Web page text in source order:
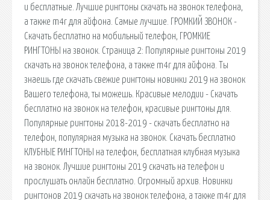
и бесплатные. Лучшие рингтоны скачать на звонок телефона,
а также m4r для айфона. Самые лучшие. ГРОМКИЙ ЗВОНОК -
Скачать бесплатно на мобильный телефон, ГРОМКИЕ
РИНГТОНЫ на звонок. Страница 2: Популярные рингтоны 2019
скачать на звонок телефона, а также m4r для айфона. Ты
знаешь где скачать свежие рингтоны новинки 2019 на звонок
Вашего телефона, ты можешь. Красивые мелодии - Скачать
бесплатно на звонок на телефон, красивые рингтоны для.
Популярные рингтоны 2018-2019 - скачать бесплатно на
телефон, популярная музыка на звонок. Скачать бесплатно
КЛУБНЫЕ РИНГТОНЫ на телефон, бесплатная клубная музыка
на звонок. Лучшие рингтоны 2019 скачать на телефон и
прослушать онлайн бесплатно. Огромный архив. Новинки
рингтонов 2019 скачать на звонок телефона, а также m4r для